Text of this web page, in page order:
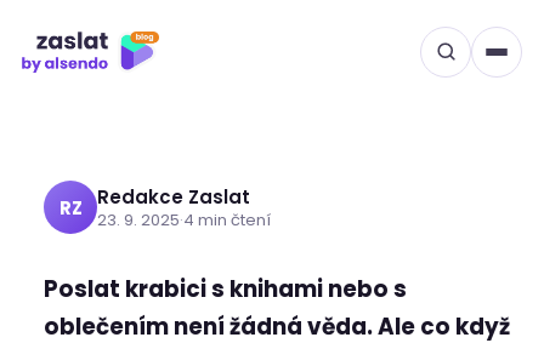
obsahJak zabalit zásilku, která
se nevejde do krabice
RZ Redakce Zaslat
23. 9. 2025·4 min čtení
Poslat krabici s knihami nebo s
oblečením není žádná věda. Ale co když